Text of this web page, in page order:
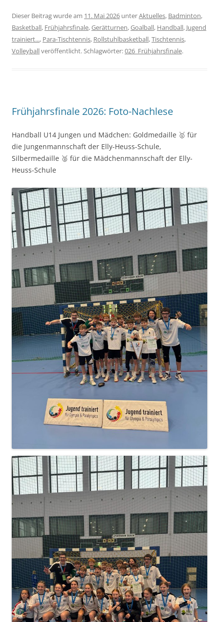
Dieser Beitrag wurde am 11. Mai 2026 unterAktuelles, Badminton,
Basketball, Frühjahrsfinale,Gerätturnen,Goalball, Handball, Jugend
trainiert..., Para-Tischtennis, Rollstuhlbasketball,Tischtennis,
Volleyballveröffentlicht. Schlagwörter:026_Frühjahrsfinale.
Frühjahrsfinale 2026: Foto-Nachlese
Handball U14 Jungen und Mädchen: Goldmedaille 🥇 für
die Jungenmannschaft der Elly-Heuss-Schule,
Silbermedaille 🥈 für die Mädchenmannschaft der Elly-
Heuss-Schule